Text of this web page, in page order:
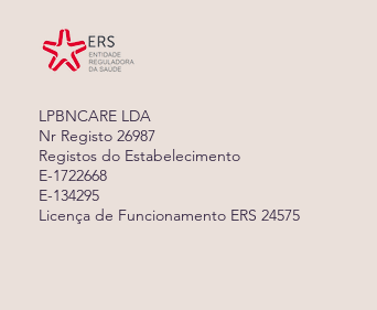
LPBNCARE LDA
Nr Registo 26987
Registos do Estabelecimento
E-1722668
E-134295
Licença de Funcionamento ERS 24575